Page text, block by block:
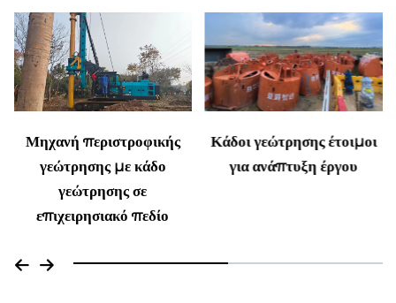
Μηχανή περιστροφικής
γεώτρησης με κάδο
γεώτρησης σε
επιχειρησιακό πεδίο
Κάδοι γεώτρησης έτοιμοι
για ανάπτυξη έργου